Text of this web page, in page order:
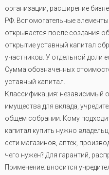
организации, расширение
РФ. Вспомогательные
открывается после создания
открытие уставный капитал
участников. У отдельной доли
Сумма обозначенных
уставный капитал.
Классификация: независимый
имущества для вклада,
общем собрании. Кому
капитал купить нужно
сети магазинов, аптек,
чего нужен? Для гарантий,
Применение: вносится